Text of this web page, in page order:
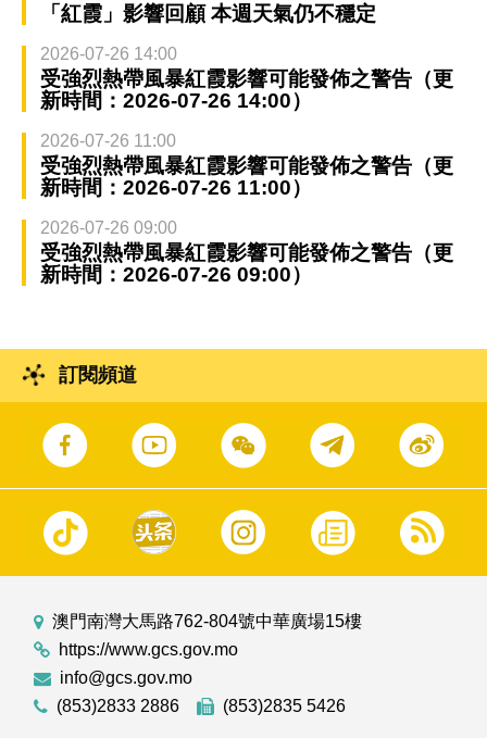
「紅霞」影響回顧 本週天氣仍不穩定
2026-07-26 14:00
受強烈熱帶風暴紅霞影響可能發佈之警告（更
新時間：2026-07-26 14:00）
2026-07-26 11:00
受強烈熱帶風暴紅霞影響可能發佈之警告（更
新時間：2026-07-26 11:00）
2026-07-26 09:00
受強烈熱帶風暴紅霞影響可能發佈之警告（更
新時間：2026-07-26 09:00）
訂閱頻道
澳門南灣大馬路762-804號中華廣場15樓
https://www.gcs.gov.mo
info@gcs.gov.mo
(853)2833 2886
(853)2835 5426